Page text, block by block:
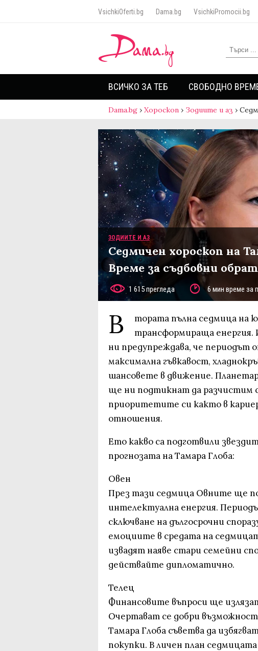
VsichkiOferti.bg Dama.bg VsichkiPromocii.bg
ВСИЧКО ЗА ТЕБ СВОБОДНО
Dama.bg › Хороскоп › Зодиите и аз ›
ЗОДИИТЕ И АЗ
Седмичен хороскоп на
Време за съдбовни
1 615 прегледа 6 мин време за
В
тората пълна седмица на
трансформираща енергия.
ни предупреждава, че периодът
максимална гъвкавост,
шансовете в движение.
ще ни подтикнат да разчистим
приоритетите си както в
отношения.
Ето какво са подготвили
прогнозата на Тамара Глоба:
Овен
През тази седмица Овните ще
интелектуална енергия.
сключване на дългосрочни
емоциите в средата на
извадят наяве стари семейни
действайте дипломатично.
Телец
Финансовите въпроси ще
Очертават се добри
Тамара Глоба съветва да
покупки. В личен план